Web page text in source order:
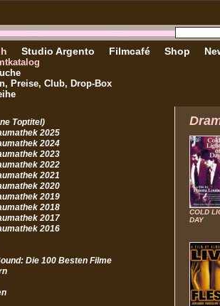
Preise, Club, Drop-Box
Studio Argento Filmcafé Shop
Toptitel)
2025
2024
2023
2022
2021
2020
2019
2018
2017
2016
Die 100 Besten Filme
COLD
DAY